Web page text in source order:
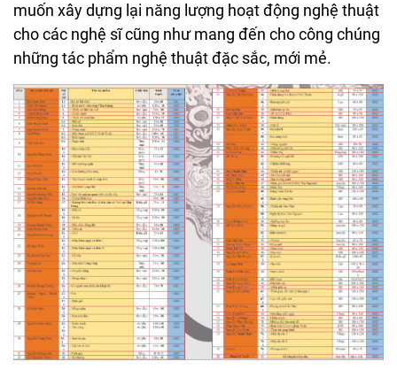
muốn xây dựng lại năng lượng hoạt động nghệ thuật
cho các nghệ sĩ cũng như mang đến cho công chúng
những tác phẩm nghệ thuật đặc sắc, mới mẻ.